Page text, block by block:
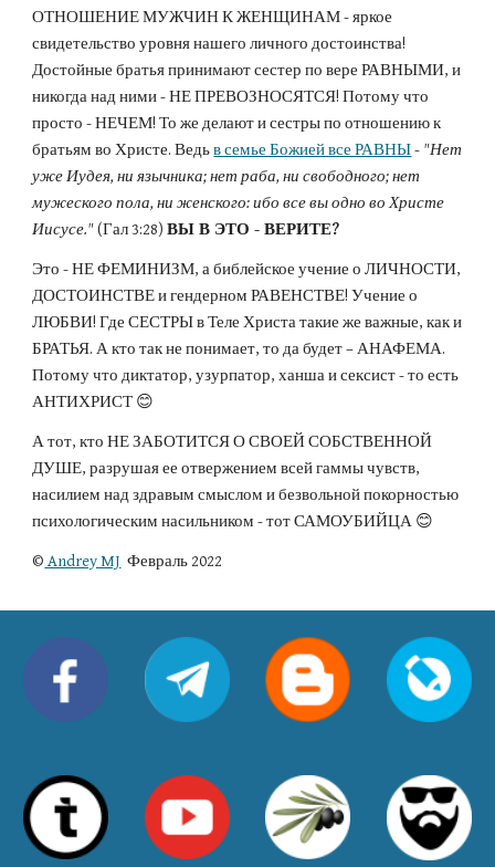
ОТНОШЕНИЕ МУЖЧИН К ЖЕНЩИНАМ - яркое
свидетельство уровня нашего личного достоинства!
Достойные братья принимают сестер по вере РАВНЫМИ, и
никогда над ними - НЕ ПРЕВОЗНОСЯТСЯ! Потому что
просто - НЕЧЕМ! То же делают и сестры по отношению к
братьям во Христе. Ведь в семье Божией все РАВНЫ - "Нет
уже Иудея, ни язычника; нет раба, ни свободного; нет
мужеского пола, ни женского: ибо все вы одно во Христе
Иисусе." (Гал 3:28) ВЫ В ЭТО - ВЕРИТЕ?
Это - НЕ ФЕМИНИЗМ, а библейское учение о ЛИЧНОСТИ,
ДОСТОИНСТВЕ и гендерном РАВЕНСТВЕ! Учение о
ЛЮБВИ! Где СЕСТРЫ в Теле Христа такие же важные, как и
БРАТЬЯ. А кто так не понимает, то да будет – АНАФЕМА.
Потому что диктатор, узурпатор, ханша и сексист - то есть
АНТИХРИСТ 😊
А тот, кто НЕ ЗАБОТИТСЯ О СВОЕЙ СОБСТВЕННОЙ
ДУШЕ, разрушая ее отвержением всей гаммы чувств,
насилием над здравым смыслом и безвольной покорностью
психологическим насильником - тот САМОУБИЙЦА 😊
© Andrey MJ
  Февраль 2022